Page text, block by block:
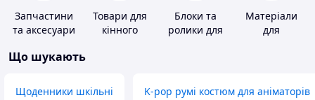
Запчастини
та аксесуари
кондиціонерів
Товари для
кінного
Блоки та
ролики для
Матеріали
для
Що шукають
Щоденники шкільні K-pop румі костюм для аніматорів